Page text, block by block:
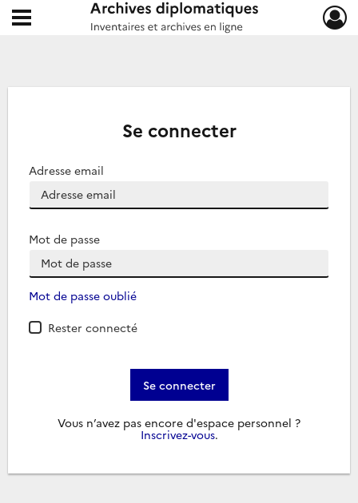
Archives diplomatiques
Ouvrir le menu déroulant
Se connecter
Adresse email
Mot de passe
Mot de passe oublié
Rester connecté
Se connecter
Vous n’avez pas encore d'espace personnel ?
Inscrivez-vous.